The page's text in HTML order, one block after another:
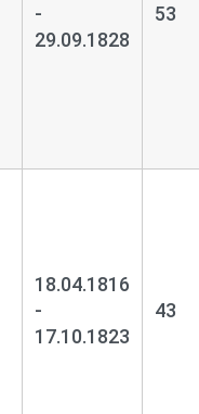
-
29.09.1828
53
18.04.1816
-
17.10.1823
43